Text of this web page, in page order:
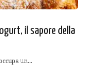
il sapore della
un...